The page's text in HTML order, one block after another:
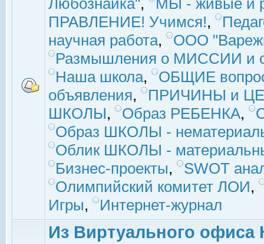
Любознайка",
МЫ - живые и
ПРАВЛЕНИЕ! Учимся!,
научная работа,
ООО
Размышления о МИССИИ и
Наша школа,
ОБЩИЕ
объявления,
ПРИЧИНЫ и
ШКОЛЫ, Образ РЕБЕНКА,
Образ ШКОЛЫ -
Облик ШКОЛЫ -
Бизнес-проекты,
SWOT
Олимпийский комитет ЛОИ,
Игры, Интернет-журнал
Из Виртуального офиса